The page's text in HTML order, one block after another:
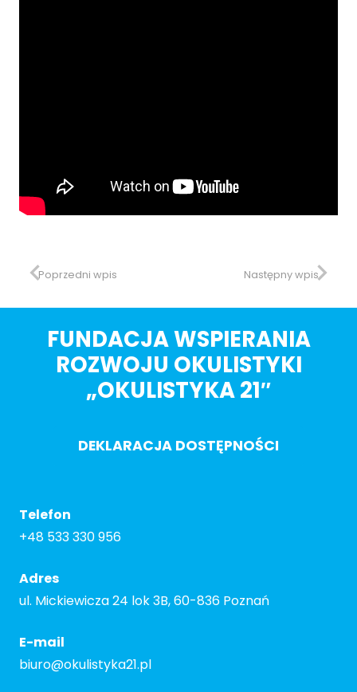
Poprzedni wpis Następny wpis
FUNDACJA WSPIERANIA
ROZWOJU OKULISTYKI
„OKULISTYKA 21″
DEKLARACJA DOSTĘPNOŚCI
Telefon
+48 533 330 956
Adres
ul. Mickiewicza 24 lok 3B, 60-836 Poznań
E-mail
biuro@okulistyka21.pl